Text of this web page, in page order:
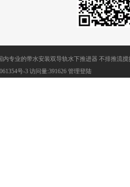
专业的带水安装双导轨水下推进器 不排推流
号-3 访问量:391626 管理登陆